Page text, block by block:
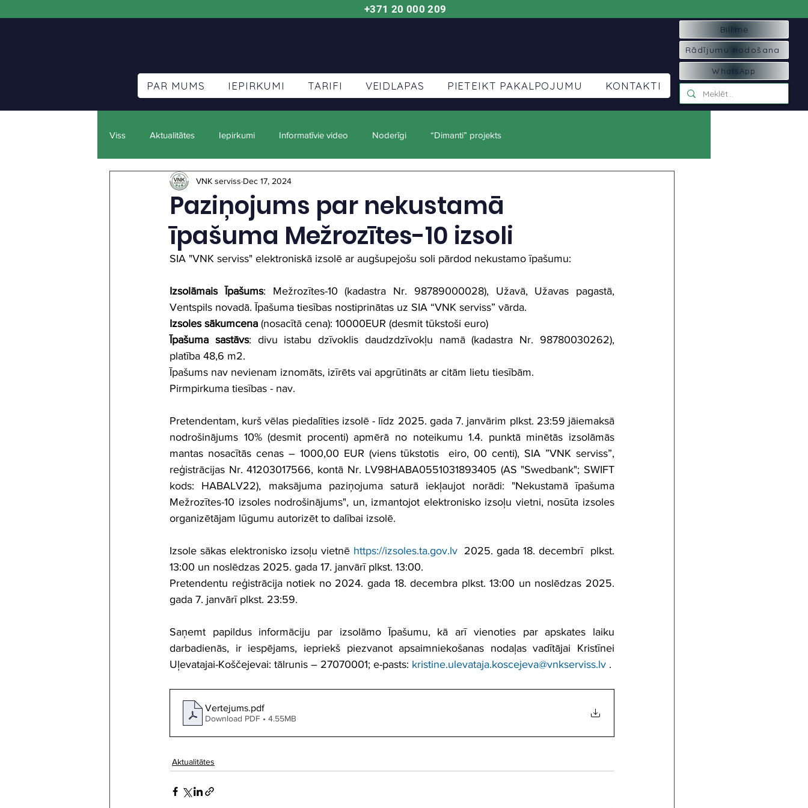
+371 20 000 209
PAR MUMS IEPIRKUMI TARIFI VEIDLAPAS PIETEIKT PAKALPOJUMU KONTAKTI
Bill.me
Rādījumu nodošana
WhatsApp
Viss Aktualitātes Iepirkumi Informatīvie video Noderīgi “Dimanti” projekts
Paziņojums par nekustamā
īpašuma Mežrozītes-10 izsoli
VNK serviss Dec 17, 2024
SIA "VNK serviss" elektroniskā izsolē ar augšupejošu soli pārdod nekustamo īpašumu:
Izsolāmais Īpašums: Mežrozītes-10 (kadastra Nr. 98789000028), Užavā, Užavas pagastā,
Ventspils novadā. Īpašuma tiesības nostiprinātas uz SIA “VNK serviss” vārda.
Izsoles sākumcena (nosacītā cena): 10000EUR (desmit tūkstoši euro)
Īpašuma sastāvs: divu istabu dzīvoklis daudzdzīvokļu namā (kadastra Nr. 98780030262),
platība 48,6 m2.
Īpašums nav nevienam iznomāts, izīrēts vai apgrūtināts ar citām lietu tiesībām.
Pirmpirkuma tiesības - nav.
Pretendentam, kurš vēlas piedalīties izsolē - līdz 2025. gada 7. janvārim plkst. 23:59 jāiemaksā
nodrošinājums 10% (desmit procenti) apmērā no noteikumu 1.4. punktā minētās izsolāmās
mantas nosacītās cenas – 1000,00 EUR (viens tūkstotis  eiro, 00 centi), SIA ”VNK serviss”,
reģistrācijas Nr. 41203017566, kontā Nr. LV98HABA0551031893405 (AS "Swedbank"; SWIFT
kods: HABALV22), maksājuma paziņojuma saturā iekļaujot norādi: "Nekustamā īpašuma
Mežrozītes-10 izsoles nodrošinājums", un, izmantojot elektronisko izsoļu vietni, nosūta izsoles
organizētājam lūgumu autorizēt to dalībai izsolē.
Izsole sākas elektronisko izsoļu vietnē https://izsoles.ta.gov.lv 2025. gada 18. decembrī  plkst.
13:00 un noslēdzas 2025. gada 17. janvārī plkst. 13:00.
Pretendentu reģistrācija notiek no 2024. gada 18. decembra plkst. 13:00 un noslēdzas 2025.
gada 7. janvārī plkst. 23:59.
Saņemt papildus informāciju par izsolāmo Īpašumu, kā arī vienoties par apskates laiku
darbadienās, ir iespējams, iepriekš piezvanot apsaimniekošanas nodaļas vadītājai Kristīnei
Uļevatajai-Koščejevai: tālrunis – 27070001; e-pasts: kristine.ulevataja.koscejeva@vnkserviss.lv .
Vertejums.pdf
Download PDF • 4.55MB
Aktualitātes